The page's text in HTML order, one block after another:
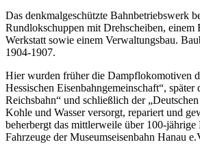
Das denkmalgeschützte Bahnbetriebswerk
Rundlokschuppen mit Drehscheiben, einem
Werkstatt sowie einem Verwaltungsbau.
1904-1907.
Hier wurden früher die Dampflokomotiven
Hessischen Eisenbahngemeinschaft“, später
Reichsbahn“ und schließlich der
Kohle und Wasser versorgt, repariert und
beherbergt das mittlerweile über 100-
Fahrzeuge der Museumseisenbahn Hanau